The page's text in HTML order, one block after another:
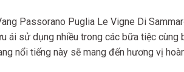
Passorano Puglia Le Vigne Di
ái sử dụng nhiều trong các bữa tiệc cùng
nổi tiếng này sẽ mang đến hương vị